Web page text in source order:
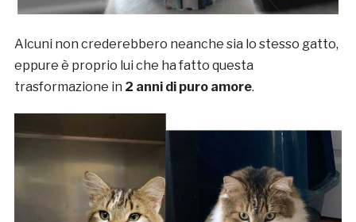
Alcuni non crederebbero neanche sia lo stesso gatto,
eppure è proprio lui che ha fatto questa
trasformazione in 2 anni di puro amore.